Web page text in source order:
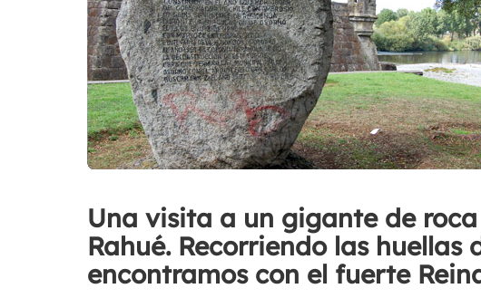
Una visita a un gigante de
Rahué. Recorriendo las huellas
encontramos con el fuerte